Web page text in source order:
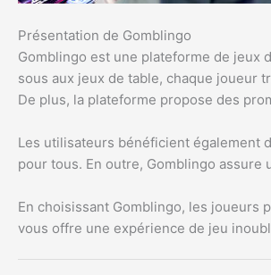
Présentation de Gomblingo
Gomblingo est une plateforme de jeux
sous aux jeux de table, chaque joueur
De plus, la plateforme propose des
Les utilisateurs bénéficient également
pour tous. En outre, Gomblingo
En choisissant Gomblingo, les joueurs
vous offre une expérience de jeu